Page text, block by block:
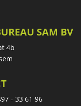
SAM BV
4b
- 33 61 96